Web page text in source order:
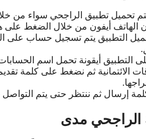
تحميل تطبيق الراجحي سواء من
الهاتف أيفون من خلال الضغط على
التطبيق يتم تسجيل حساب على
التطبيق أيقونة تحمل اسم
الائتمانية ثم نضغط على
إرسال ثم ننتظر حتى يتم
مدى